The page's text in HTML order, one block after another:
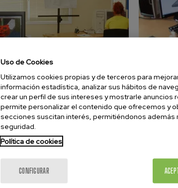
Uso de Cookies
Utilizamos cookies propias y de terceros para
información estadística, analizar sus hábitos de
crear un perfil de sus intereses y mostrarle anuncios
permite personalizar el contenido que ofrecemos y
secciones suscitan interés, permitiéndonos además
seguridad.
Política de cookies
CONFIGURAR